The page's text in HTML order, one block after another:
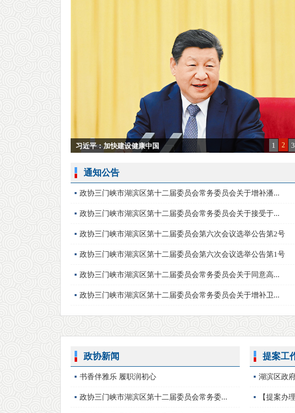
1 2 3
习近平出席2026世界人工智能大会暨人工...
通知公告
政协三门峡市湖滨区第十二届委员会常务委员会关于增补潘...
政协三门峡市湖滨区第十二届委员会常务委员会关于接受于...
政协三门峡市湖滨区第十二届委员会第六次会议选举公告第2号
政协三门峡市湖滨区第十二届委员会第六次会议选举公告第1号
政协三门峡市湖滨区第十二届委员会常务委员会关于同意高...
政协三门峡市湖滨区第十二届委员会常务委员会关于增补卫...
政协新闻
书香伴雅乐 履职润初心
政协三门峡市湖滨区第十二届委员会常务委...
提案工
湖滨区政
【提案办